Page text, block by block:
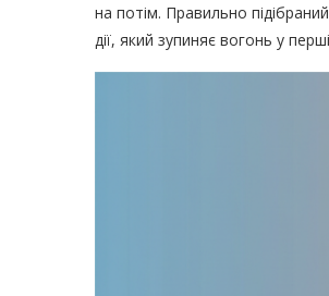
на потім. Правильно
дії, який зупиняє вогонь у